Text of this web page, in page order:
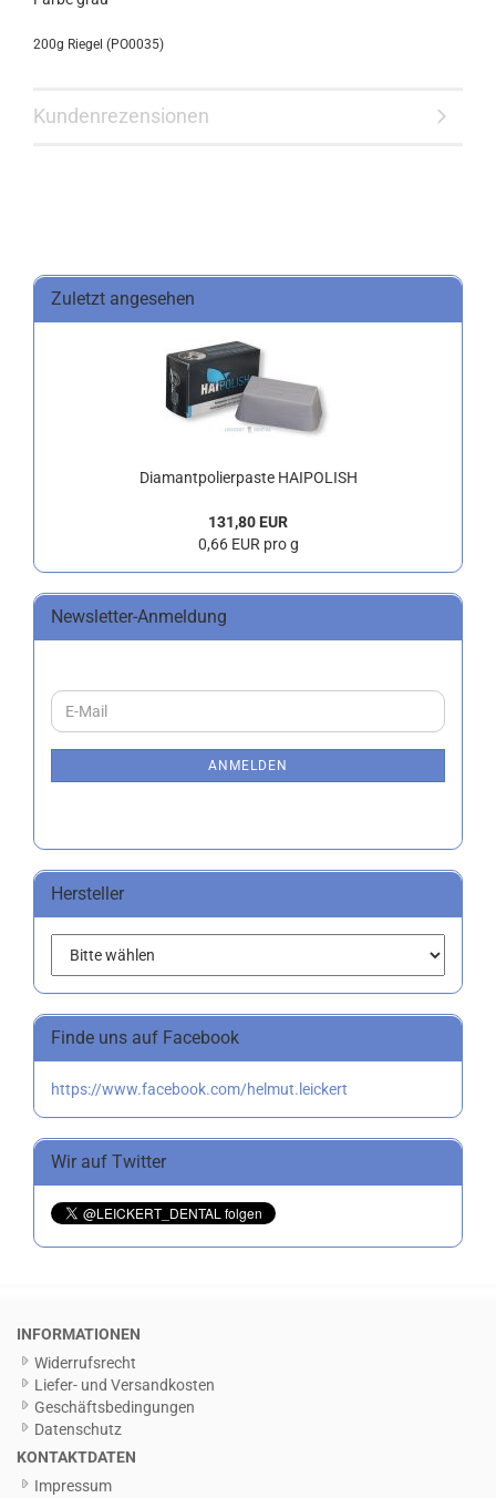
200g Riegel (PO0035)
Kundenrezensionen
Zuletzt angesehen
Diamantpolierpaste HAIPOLISH
131,80 EUR
0,66 EUR pro g
Newsletter-Anmeldung
WEITER
ZUR
E-
Mail
ANMELDEN
Hersteller
Finde uns auf Facebook
https://www.facebook.com/helmut.leickert
Wir auf Twitter
INFORMATIONEN
Widerrufsrecht
Liefer- und Versandkosten
Geschäftsbedingungen
Datenschutz
KONTAKTDATEN
Impressum